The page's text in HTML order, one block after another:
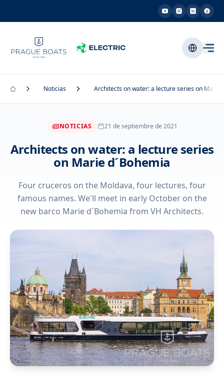
Noticias Architects on water: a lecture series on Marie
NOTICIAS 21 de septiembre de 2021
Architects on water: a lecture series
on Marie d´Bohemia
Four cruceros on the Moldava, four lectures, four
famous names. We'll meet in early October on the
new barco Marie d´Bohemia from VH Architects.